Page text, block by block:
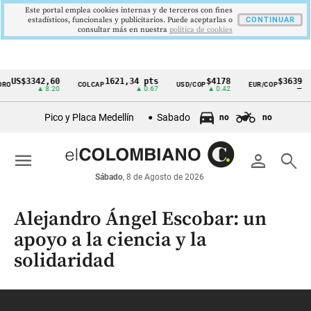
Cintillo
económicos
Colombia
US$3342,60
▲ 8.20
COLCAP1621,34 pts
▲ 0.67
USD/COP$4178
▲ 0.42
EUR/COP$3639
Pico y Placa Medellín Sabado no no
person search
Sábado, 8 de Agosto de 2026
menu
Alejandro Ángel Escobar: un
apoyo a la ciencia y la
solidaridad
Este portal emplea cookies internas y de terceros con fines
estadísticos, funcionales y publicitarios. Puede aceptarlas o
consultar más en nuestra politica de cookies
CONTINUAR